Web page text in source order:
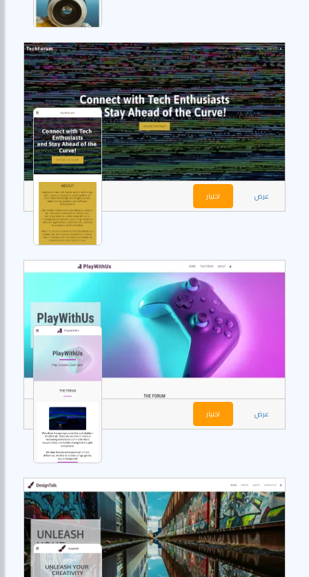
عرض اختيار
عرض اختيار